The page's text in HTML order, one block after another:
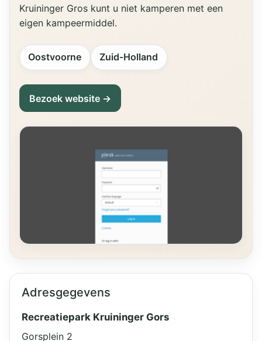
Kruininger Gros kunt u niet kamperen met een
eigen kampeermiddel.
Oostvoorne Zuid-Holland
Bezoek website →
Adresgegevens
Recreatiepark Kruininger Gors
Gorsplein 2